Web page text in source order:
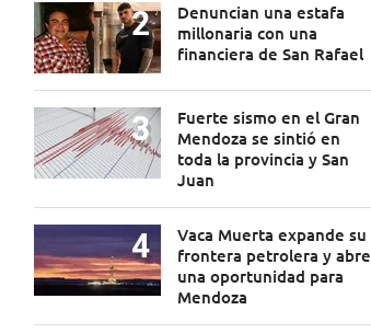
Denuncian una estafa
millonaria con una
financiera de San Rafael
Fuerte sismo en el Gran
Mendoza se sintió en
toda la provincia y San
Juan
Vaca Muerta expande su
frontera petrolera y abre
una oportunidad para
Mendoza